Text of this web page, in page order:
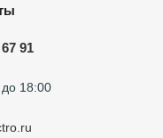
91
18:00